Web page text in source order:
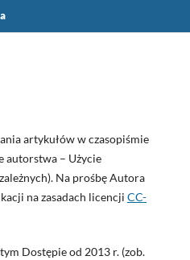
artykułów w czasopiśmie
autorstwa – Użycie
Na prośbę Autora
na zasadach licencji CC-
Dostępie od 2013 r. (zob.